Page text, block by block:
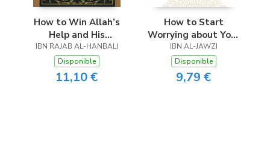
How to Win Allah’s
Help and His
Protection
IBN RAJAB AL-HANBALI
Disponible
11,10 €
How to Start
Worrying about Your
Hereafter and
Achieve True
Success
IBN AL-JAWZI
Disponible
9,79 €